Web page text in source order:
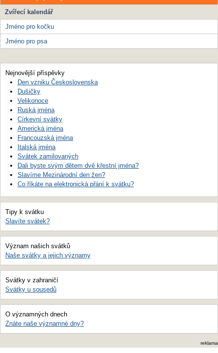
Zvířecí kalendář
Jméno pro kočku
Jméno pro psa
Nejnovější příspěvky
Den vzniku Československa
Dušičky
Velikonoce
Ruská jména
Církevní svátky
Americká jména
Francouzská jména
Italská jména
Svátek zamilovaných
Dali byste svým dětem dvě křestní jména?
Slavíme Mezinárodní den žen?
Co říkáte na elektronická přání k svátku?
Tipy k svátku
Slavíte svátek?
Význam našich svátků
Naše svátky a jejich významy
Svátky v zahraničí
Svátky u sousedů
O významných dnech
Znáte naše významné dny?
reklama